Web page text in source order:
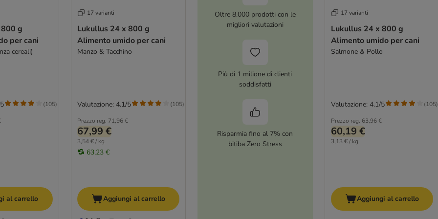
per cani
cereali)
(105)
al carrello
17 varianti
Lukullus 24 x 800 g
Alimento umido per cani
Manzo & Tacchino
Prezzo reg. 71,96 €
67,99 €
3,54 € / kg
63,23 €
Valutazione: 4.1/5 (105)
Aggiungi al carrello
Oltre 8.000 prodotti con le
migliori valutazioni
Più di 1 milione di clienti
soddisfatti
Risparmia fino al 7% con
bitiba Zero Stress
17 varianti
Lukullus 24 x 800 g
Alimento umido per cani
Salmone & Pollo
Prezzo reg. 63,96 €
60,19 €
3,13 € / kg
Valutazione: 4.1/5 (105)
Aggiungi al carrello